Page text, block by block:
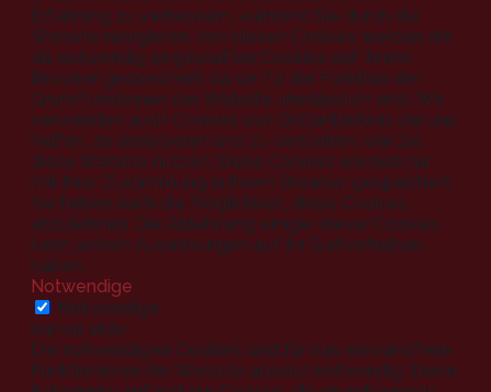
Erfahrung zu verbessern, während Sie durch die
Website navigieren. Von diesen Cookies werden die
als notwendig eingestuften Cookies auf Ihrem
Browser gespeichert, da sie für die Funktion der
Grundfunktionen der Website unerlässlich sind. Wir
verwenden auch Cookies von Drittanbietern, die uns
helfen, zu analysieren und zu verstehen, wie Sie
diese Website nutzen. Diese Cookies werden nur
mit Ihrer Zustimmung in Ihrem Browser gespeichert.
Sie haben auch die Möglichkeit, diese Cookies
abzulehnen. Die Ablehnung einiger dieser Cookies
kann jedoch Auswirkungen auf Ihr Surfverhalten
haben.
Notwendige
Notwendige
immer aktiv
Die notwendigen Cookies sind für das einwandfreie
Funktionieren der Website absolut notwendig. Diese